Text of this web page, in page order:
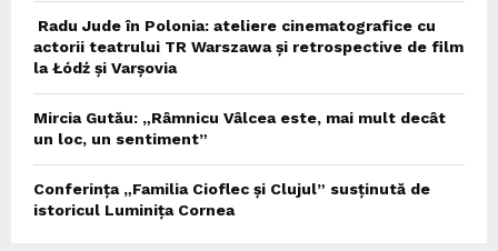
Radu Jude în Polonia: ateliere cinematografice cu
actorii teatrului TR Warszawa și retrospective de film
la Łódź și Varșovia
Mircia Gutău: „Râmnicu Vâlcea este, mai mult decât
un loc, un sentiment”
Conferința „Familia Cioflec și Clujul” susținută de
istoricul Luminița Cornea